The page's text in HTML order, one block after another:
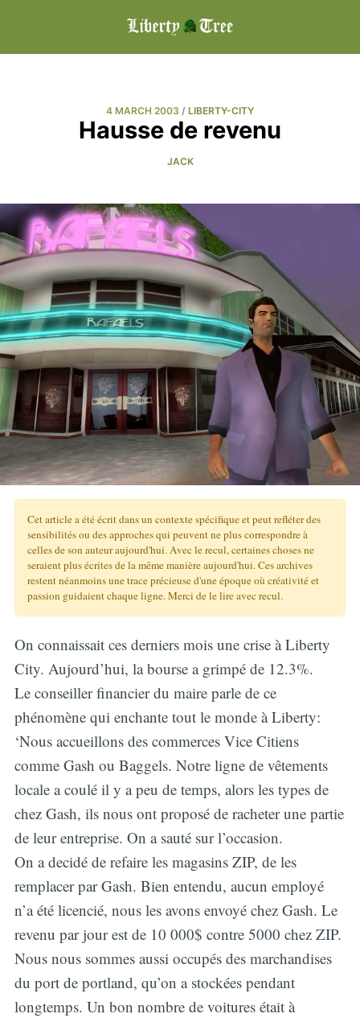
4 MARCH 2003 / LIBERTY-CITY
Hausse de revenu
JACK
Cet article a été écrit dans un contexte spécifique et peut refléter des
sensibilités ou des approches qui peuvent ne plus correspondre à
celles de son auteur aujourd'hui. Avec le recul, certaines choses ne
seraient plus écrites de la même manière aujourd'hui. Ces archives
restent néanmoins une trace précieuse d'une époque où créativité et
passion guidaient chaque ligne. Merci de le lire avec recul.
On connaissait ces derniers mois une crise à Liberty
City. Aujourd’hui, la bourse a grimpé de 12.3%.
Le conseiller financier du maire parle de ce
phénomène qui enchante tout le monde à Liberty:
‘Nous accueillons des commerces Vice Citiens
comme Gash ou Baggels. Notre ligne de vêtements
locale a coulé il y a peu de temps, alors les types de
chez Gash, ils nous ont proposé de racheter une partie
de leur entreprise. On a sauté sur l’occasion.
On a decidé de refaire les magasins ZIP, de les
remplacer par Gash. Bien entendu, aucun employé
n’a été licencié, nous les avons envoyé chez Gash. Le
revenu par jour est de 10 000$ contre 5000 chez ZIP.
Nous nous sommes aussi occupés des marchandises
du port de portland, qu’on a stockées pendant
longtemps. Un bon nombre de voitures était à